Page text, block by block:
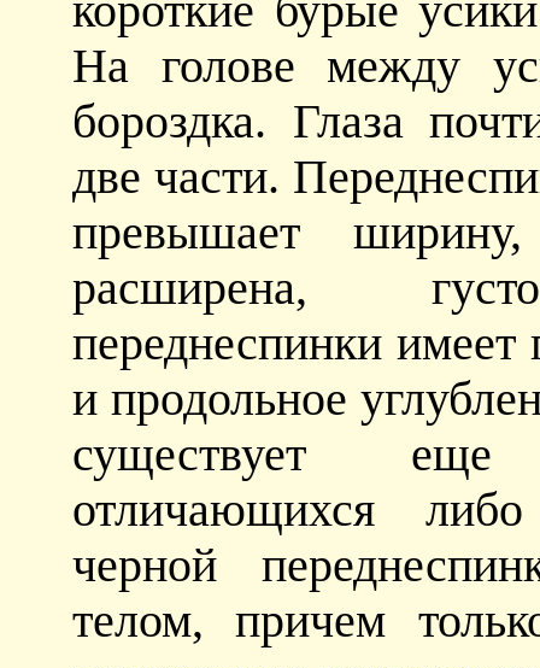
короткие бурые
На голове между
бороздка. Глаза
две части.
превышает
расширена,
переднеспинки имеет
и продольное
существует еще
отличающихся
черной
телом, причем